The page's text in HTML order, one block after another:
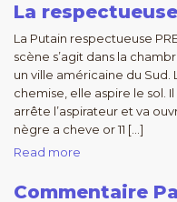
La respectueuse
La Putain respectueuse
scène s’agit dans la
un ville américaine du Sud.
chemise, elle aspire le sol.
arrête l’aspirateur et va
nègre a cheve or 11 […]
Read more
Commentaire